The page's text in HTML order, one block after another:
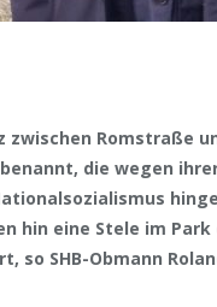
zwischen Romstraße
benannt, die wegen
hin eine Stele im
so SHB-Obmann